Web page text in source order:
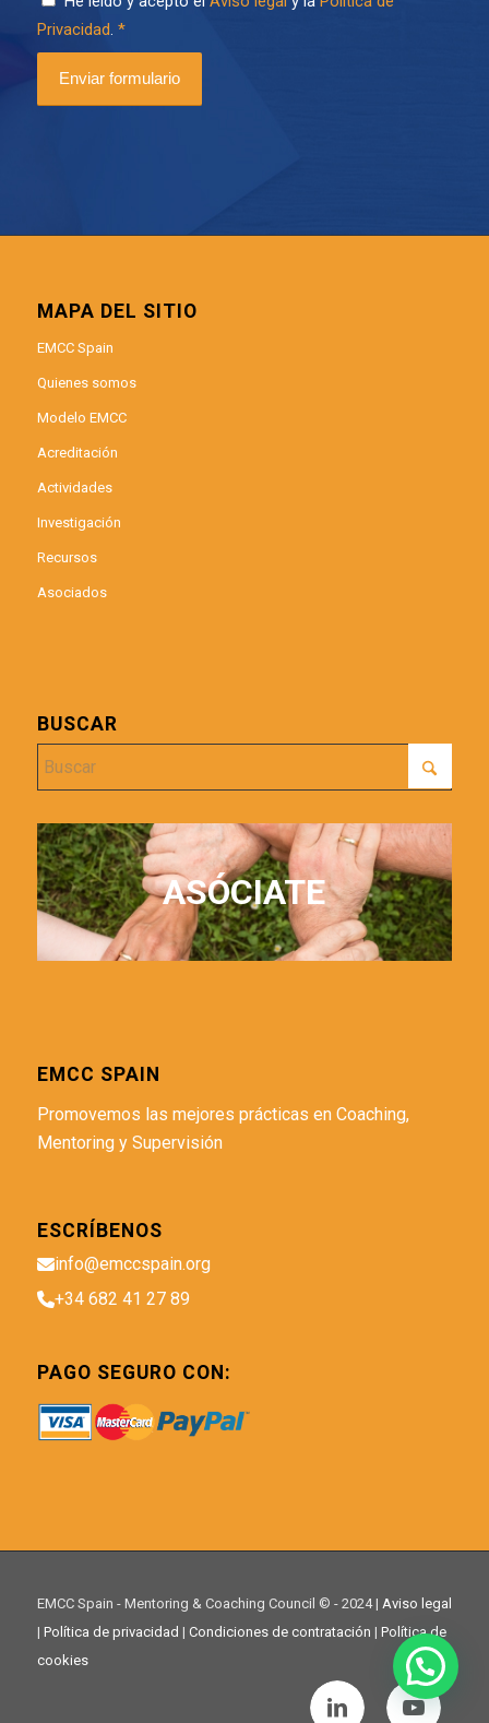
Privacidad. *
MAPA DEL SITIO
EMCC Spain
Quienes somos
Modelo EMCC
Acreditación
Actividades
Investigación
Recursos
Asociados
BUSCAR
ASÓCIATE
EMCC SPAIN
Promovemos las mejores prácticas en Coaching,
Mentoring y Supervisión
ESCRÍBENOS
info@emccspain.org
+34 682 41 27 89
PAGO SEGURO CON:
EMCC Spain - Mentoring & Coaching Council © - 2024 | Aviso legal
| Política de privacidad | Condiciones de contratación | Política de
cookies